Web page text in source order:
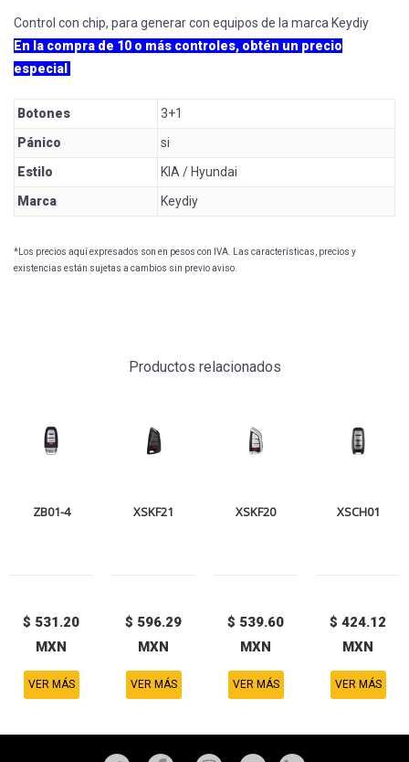
Control con chip, para generar con equipos de la marca Keydiy
En la compra de 10 o más controles, obtén un precio
especial
Botones
3+1
Pánico
si
Estilo
KIA / Hyundai
Marca
Keydiy
*Los precios aquí expresados son en pesos con IVA. Las características, precios y
existencias están sujetas a cambios sin previo aviso.
Productos relacionados
ZB01-4
$ 531.20
MXN
VER MÁS
XSKF21
$ 596.29
MXN
VER MÁS
XSKF20
$ 539.60
MXN
VER MÁS
XSCH01
$ 424.12
MXN
VER MÁS